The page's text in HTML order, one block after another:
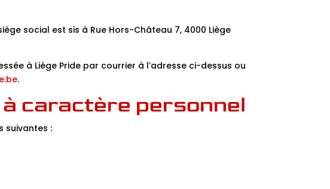
social est sis à Rue Hors-Château 7, 4000 Liège
à Liège Pride par courrier à l’adresse ci-dessus ou
.
caractère personnel
suivantes :